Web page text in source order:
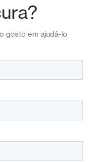
gosto em ajudá-lo